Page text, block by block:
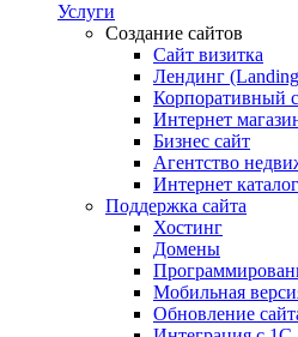
Услуги
Создание сайтов
Сайт визитка
Лендинг
Корпоративный
Интернет
Бизнес сайт
Агентство
Интернет каталог
Поддержка сайта
Хостинг
Домены
Мобильная
Обновление